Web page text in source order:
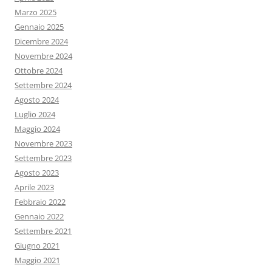
Marzo 2025
Gennaio 2025
Dicembre 2024
Novembre 2024
Ottobre 2024
Settembre 2024
Agosto 2024
Luglio 2024
Maggio 2024
Novembre 2023
Settembre 2023
Agosto 2023
Aprile 2023
Febbraio 2022
Gennaio 2022
Settembre 2021
Giugno 2021
Maggio 2021